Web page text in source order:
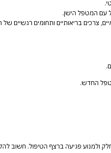
עם המטפל הישן.
צרכים בריאותיים ותחומים רגשיים של
החדש.
ולמנוע פגיעה ברצף הטיפול.